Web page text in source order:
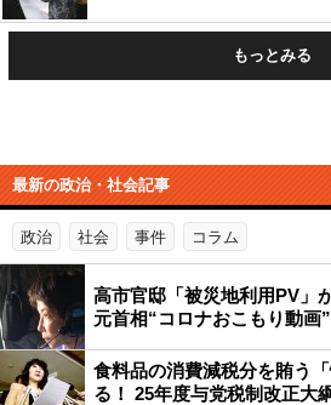
もっとみる
最新の政治・社会記事
政治 社会 事件 コラム
高市官邸「被災地利用PV」
元首相“コロナおこもり動画
食料品の消費減税分を賄う
る！ 25年度与党税制改正大